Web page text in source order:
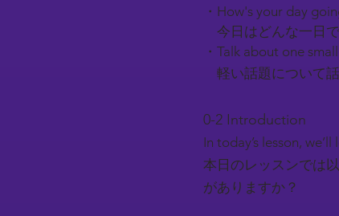
・How's your day
今日はどんな一日
・Talk about one
軽い話題について
0-2 Introduction​
In today’s lesson,
本日のレッスンでは
がありますか？​